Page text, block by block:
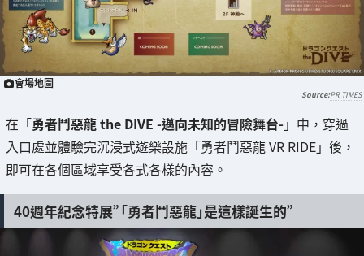
會場地圖
PR TIMES
在「勇者鬥惡龍 the DIVE -邁向未知的冒險舞台-」中，穿過
入口處並體驗完沉浸式遊樂設施「勇者鬥惡龍 VR RIDE」後，
即可在各個區域享受各式各樣的內容。
40週年紀念特展”「勇者鬥惡龍」是這樣誕生的”